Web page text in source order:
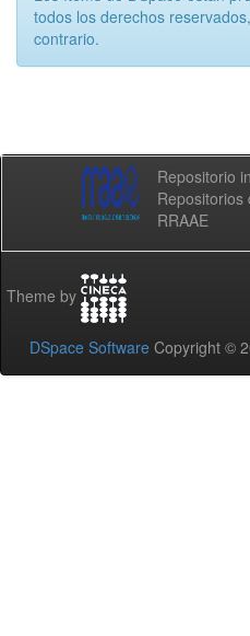
todos los derechos
contrario.
Repositorio
Repositorios
RRAAE
Theme by
DSpace Software Copyright ©